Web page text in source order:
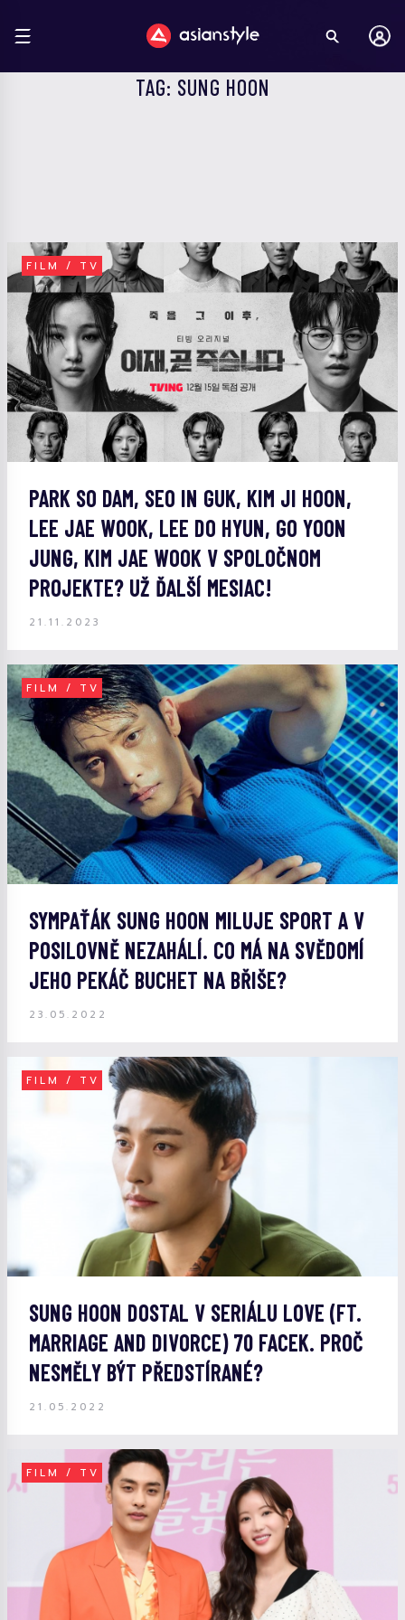
TAG: SUNG HOON
FILM / TV
PARK SO DAM, SEO IN GUK, KIM JI HOON,
LEE JAE WOOK, LEE DO HYUN, GO YOON
JUNG, KIM JAE WOOK V SPOLOČNOM
PROJEKTE? UŽ ĎALŠÍ MESIAC!
21.11.2023
FILM / TV
SYMPAŤÁK SUNG HOON MILUJE SPORT A V
POSILOVNĚ NEZAHÁLÍ. CO MÁ NA SVĚDOMÍ
JEHO PEKÁČ BUCHET NA BŘIŠE?
23.05.2022
FILM / TV
SUNG HOON DOSTAL V SERIÁLU LOVE (FT.
MARRIAGE AND DIVORCE) 70 FACEK. PROČ
NESMĚLY BÝT PŘEDSTÍRANÉ?
21.05.2022
FILM / TV